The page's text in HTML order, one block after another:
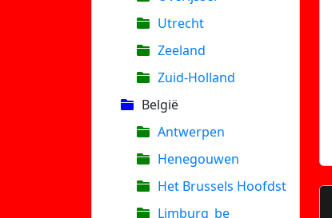
Utrecht
Zeeland
Zuid-Holland
België
Antwerpen
Henegouwen
Het Brussels Hoofdst
Limburg_be